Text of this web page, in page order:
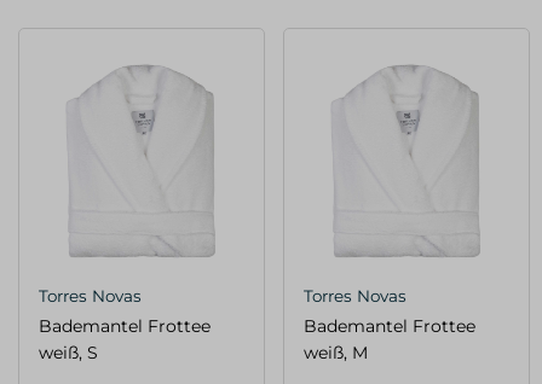
Torres Novas
Bademantel Frottee
weiß, S
Torres Novas
Bademantel Frottee
weiß, M